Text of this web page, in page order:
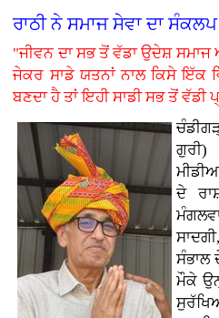
ਰਾਠੀ ਨੇ ਸਮਾਜ ਸੇਵਾ ਦਾ
"ਜੀਵਨ ਦਾ ਸਭ ਤੋਂ ਵੱਡਾ ਉਦੇਸ਼ ਸਮਾਜ
ਜੇਕਰ ਸਾਡੇ ਯਤਨਾਂ ਨਾਲ ਕਿਸੇ ਇੱਕ
ਬਣਦਾ ਹੈ ਤਾਂ ਇਹੀ ਸਾਡੀ ਸਭ ਤੋਂ ਵੱਡੀ
ਦੇ
ਮੌਕੇ